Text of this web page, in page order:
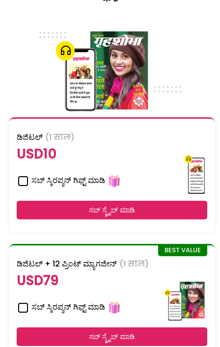
ಡಿಜಿಟಲ್ (1 साल)
USD10
ಸಬ್ ಸ್ಕಿರಪ್ಶನ್ ಗಿಫ್ಟ್ ಮಾಡಿ
ಸಬ್ ಸ್ಕ್ರೈಬ್ ಮಾಡಿ
ಡಿಜಿಟಲ್ + 12 ಪ್ರಿಂಟ್ ಮ್ಯಾಗಜೀನ್ (1 साल)
USD79
ಸಬ್ ಸ್ಕಿರಪ್ಶನ್ ಗಿಫ್ಟ್ ಮಾಡಿ
ಸಬ್ ಸ್ಕ್ರೈಬ್ ಮಾಡಿ